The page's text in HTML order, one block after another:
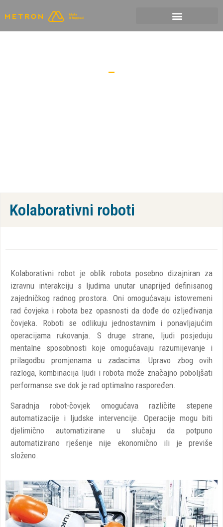
Kolaborativni roboti
Kolaborativni robot je oblik robota posebno dizajniran za
izravnu interakciju s ljudima unutar unaprijed definisanog
zajedničkog radnog prostora. Oni omogućavaju istovremeni
rad čovjeka i robota bez opasnosti da dođe do ozljeđivanja
čovjeka. Roboti se odlikuju jednostavnim i ponavljajućim
operacijama rukovanja. S druge strane, ljudi posjeduju
mentalne sposobnosti koje omogućavaju razumijevanje i
prilagodbu promjenama u zadacima. Upravo zbog ovih
razloga, kombinacija ljudi i robota može značajno poboljšati
performanse sve dok je rad optimalno raspoređen.
Saradnja robot-čovjek omogućava različite stepene
automatizacije i ljudske intervencije. Operacije mogu biti
djelimično automatizirane u slučaju da potpuno
automatizirano rješenje nije ekonomično ili je previše
složeno.